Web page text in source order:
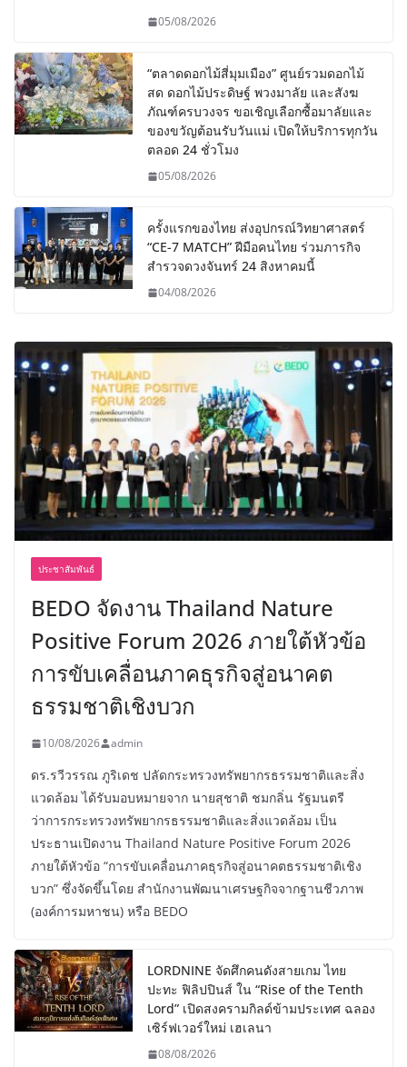
05/08/2026
“ตลาดดอกไม้สี่มุมเมือง” ศูนย์รวมดอกไม้
สด ดอกไม้ประดิษฐ์ พวงมาลัย และสังฆ
ภัณฑ์ครบวงจร ขอเชิญเลือกซื้อมาลัยและ
ของขวัญต้อนรับวันแม่ เปิดให้บริการทุกวัน
ตลอด 24 ชั่วโมง
05/08/2026
ครั้งแรกของไทย ส่งอุปกรณ์วิทยาศาสตร์
“CE-7 MATCH” ฝีมือคนไทย ร่วมภารกิจ
สำรวจดวงจันทร์ 24 สิงหาคมนี้
04/08/2026
ประชาสัมพันธ์
BEDO จัดงาน Thailand Nature
Positive Forum 2026 ภายใต้หัวข้อ
การขับเคลื่อนภาคธุรกิจสู่อนาคต
ธรรมชาติเชิงบวก
10/08/2026 admin
ดร.รวีวรรณ ภูริเดช ปลัดกระทรวงทรัพยากรธรรมชาติและสิ่ง
แวดล้อม ได้รับมอบหมายจาก นายสุชาติ ชมกลิ่น รัฐมนตรี
ว่าการกระทรวงทรัพยากรธรรมชาติและสิ่งแวดล้อม เป็น
ประธานเปิดงาน Thailand Nature Positive Forum 2026
ภายใต้หัวข้อ “การขับเคลื่อนภาคธุรกิจสู่อนาคตธรรมชาติเชิง
บวก” ซึ่งจัดขึ้นโดย สำนักงานพัฒนาเศรษฐกิจจากฐานชีวภาพ
(องค์การมหาชน) หรือ BEDO
LORDNINE จัดศึกคนดังสายเกม ไทย
ปะทะ ฟิลิปปินส์ ใน “Rise of the Tenth
Lord” เปิดสงครามกิลด์ข้ามประเทศ ฉลอง
เซิร์ฟเวอร์ใหม่ เฮเลนา
08/08/2026